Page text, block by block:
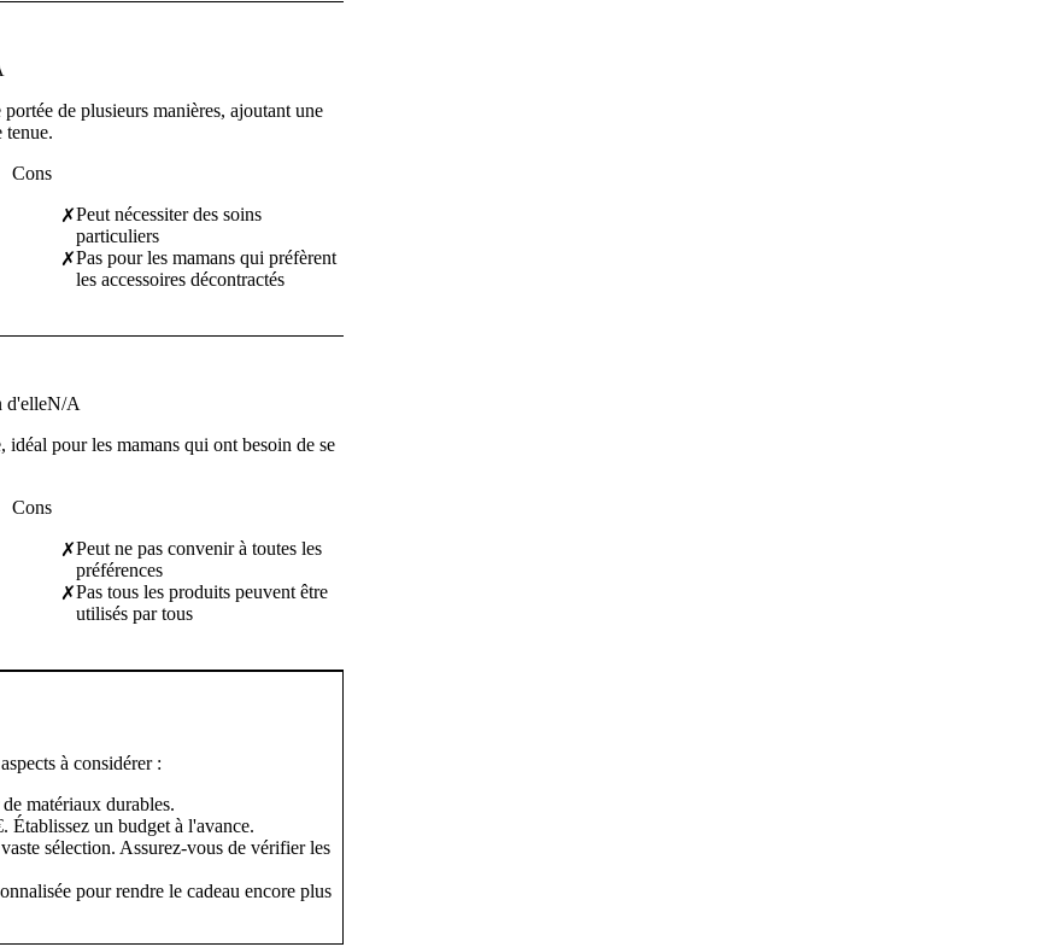
de plusieurs manières, ajoutant une
tenue.
Cons
✗Peut nécessiter des soins
particuliers
✗Pas pour les mamans qui préfèrent
les accessoires décontractés
d'elleN/A
pour les mamans qui ont besoin de se
Cons
✗Peut ne pas convenir à toutes les
préférences
✗Pas tous les produits peuvent être
utilisés par tous
à considérer :
matériaux durables.
Établissez un budget à l'avance.
sélection. Assurez-vous de vérifier les
pour rendre le cadeau encore plus